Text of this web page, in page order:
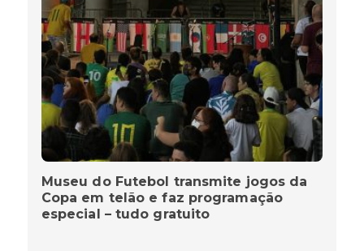
Museu do Futebol transmite jogos da
Copa em telão e faz programação
especial – tudo gratuito